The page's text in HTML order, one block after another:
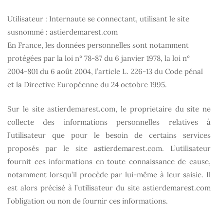
Utilisateur : Internaute se connectant, utilisant le site
susnommé : astierdemarest.com
En France, les données personnelles sont notamment
protégées par la loi n° 78-87 du 6 janvier 1978, la loi n°
2004-801 du 6 août 2004, l’article L. 226-13 du Code pénal
et la Directive Européenne du 24 octobre 1995.
Sur le siteastierdemarest.com, le proprietaire du site ne
collecte des informations personnelles relatives à
l’utilisateur que pour le besoin de certains services
proposés par le site astierdemarest.com. L’utilisateur
fournit ces informations en toute connaissance de cause,
notamment lorsqu’il procède par lui-même à leur saisie. Il
est alors précisé à l’utilisateur du site astierdemarest.com
l’obligation ou non de fournir ces informations.